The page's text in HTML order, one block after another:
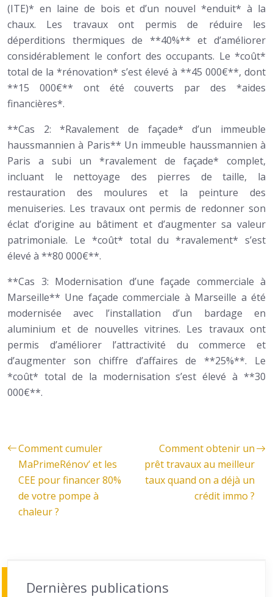
(ITE)* en laine de bois et d’un nouvel *enduit* à la
chaux. Les travaux ont permis de réduire les
déperditions thermiques de **40%** et d’améliorer
considérablement le confort des occupants. Le *coût*
total de la *rénovation* s’est élevé à **45 000€**, dont
**15 000€** ont été couverts par des *aides
financières*.
**Cas 2: *Ravalement de façade* d’un immeuble
haussmannien à Paris** Un immeuble haussmannien à
Paris a subi un *ravalement de façade* complet,
incluant le nettoyage des pierres de taille, la
restauration des moulures et la peinture des
menuiseries. Les travaux ont permis de redonner son
éclat d’origine au bâtiment et d’augmenter sa valeur
patrimoniale. Le *coût* total du *ravalement* s’est
élevé à **80 000€**.
**Cas 3: Modernisation d’une façade commerciale à
Marseille** Une façade commerciale à Marseille a été
modernisée avec l’installation d’un bardage en
aluminium et de nouvelles vitrines. Les travaux ont
permis d’améliorer l’attractivité du commerce et
d’augmenter son chiffre d’affaires de **25%**. Le
*coût* total de la modernisation s’est élevé à **30
000€**.
Comment cumuler
MaPrimeRénov’ et les
CEE pour financer 80%
de votre pompe à
chaleur ?
Comment obtenir un
prêt travaux au meilleur
taux quand on a déjà un
crédit immo ?
Dernières publications